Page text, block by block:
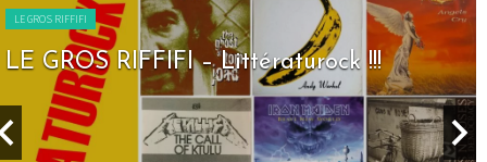
LE GROS RIFFIFI
LE GROS RIFFIFI – Seven Days To Rock !!!